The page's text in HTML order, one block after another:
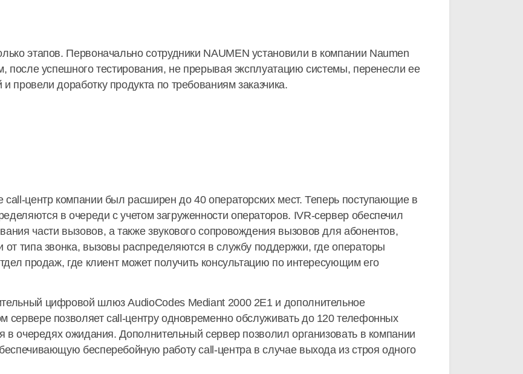
этапов. Первоначально сотрудники NAUMEN установили в компании Naumen
после успешного тестирования, не прерывая эксплуатацию системы, перенесли ее
провели доработку продукта по требованиям заказчика.
call-центр компании был расширен до 40 операторских мест. Теперь поступающие в
в очереди с учетом загруженности операторов. IVR-сервер обеспечил
части вызовов, а также звукового сопровождения вызовов для абонентов,
типа звонка, вызовы распределяются в службу поддержки, где операторы
продаж, где клиент может получить консультацию по интересующим его
цифровой шлюз AudioCodes Mediant 2000 2E1 и дополнительное
сервере позволяет call-центру одновременно обслуживать до 120 телефонных
в очередях ожидания. Дополнительный сервер позволил организовать в компании
бесперебойную работу call-центра в случае выхода из строя одного